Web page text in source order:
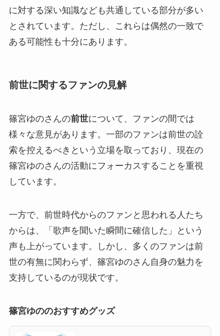
に対する深い知識なども共通している部分が多い
とされています。ただし、これらは偶然の一致で
ある可能性も十分にあります。
前世に関するファンの見解
篠宮ゆのさんの前世について、ファンの間では
様々な意見があります。一部のファンは前世の詮
索を控えるべきという立場を取っており、現在の
篠宮ゆのさんの活動にフォーカスすることを重視
しています。
一方で、前世時代からのファンと思われる人たち
からは、「歌声を聞いた瞬間に確信した」という
声も上がっています。しかし、多くのファンは前
世の有無に関わらず、篠宮ゆのさん自身の魅力を
支持しているのが現状です。
篠宮ゆののおすすめグッズ